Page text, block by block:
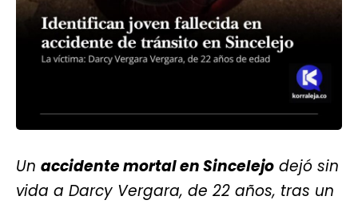
Un accidente mortal en Sincelejo dejó sin
vida a Darcy Vergara, de 22 años, tras un